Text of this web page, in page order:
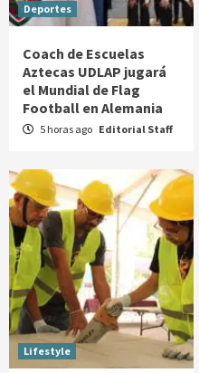
Deportes
Coach de Escuelas
Aztecas UDLAP jugará
el Mundial de Flag
Football en Alemania
5 horas ago Editorial Staff
Lifestyle